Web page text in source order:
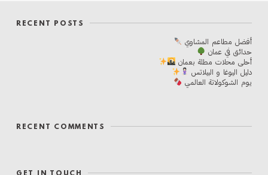
RECENT POSTS
أفضل مطاعم المشاوي
حدائق في عمان
أحلی محلات مطلة بعمان
دليل اليوغا و البيلاتس
يوم الشوكولاتة العالمي
RECENT COMMENTS